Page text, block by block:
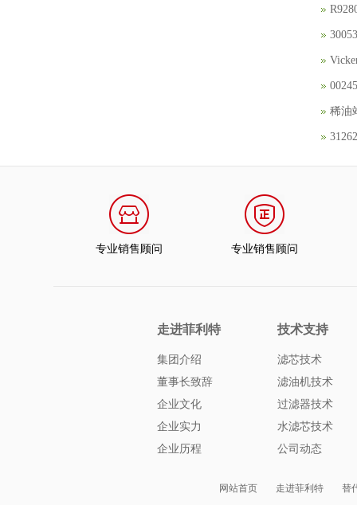
稀油
专业销售顾问 专业销售顾问
走进菲利特
集团介绍
董事长致辞
企业文化
企业实力
企业历程
技术支持
滤芯技术
滤油机技术
过滤器技术
水滤芯技术
公司动态
网站首页 走进菲利特
替